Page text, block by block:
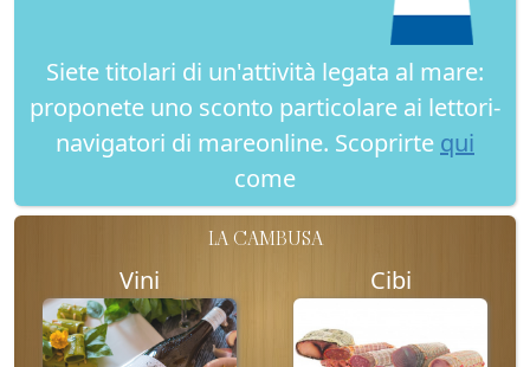
Siete titolari di un'attività legata al mare:
proponete uno sconto particolare ai lettori-
navigatori di mareonline. Scoprirte qui
come
LA CAMBUSA
Vini Cibi